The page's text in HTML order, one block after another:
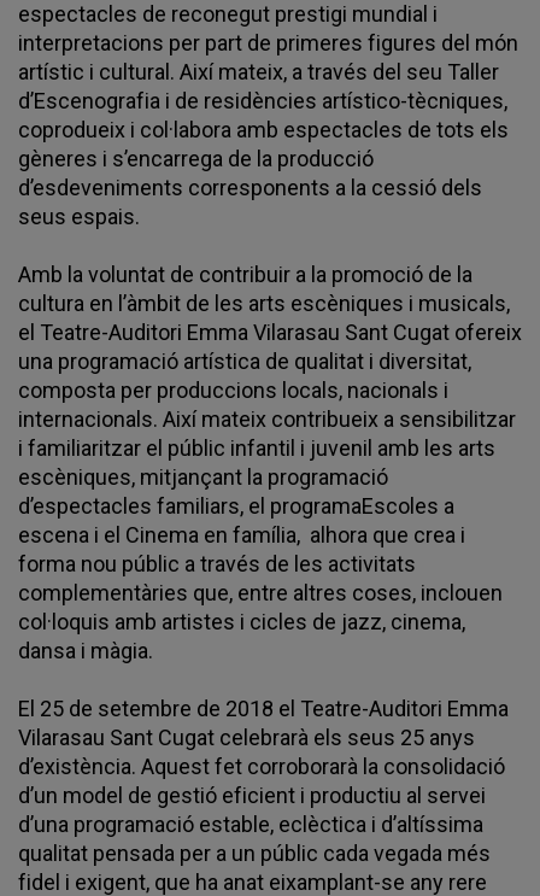
espectacles de reconegut prestigi mundial i
interpretacions per part de primeres figures del món
artístic i cultural. Així mateix, a través del seu Taller
d’Escenografia i de residències artístico-tècniques,
coprodueix i col·labora amb espectacles de tots els
gèneres i s’encarrega de la producció
d’esdeveniments corresponents a la cessió dels
seus espais.
Amb la voluntat de contribuir a la promoció de la
cultura en l’àmbit de les arts escèniques i musicals,
el Teatre-Auditori Emma Vilarasau Sant Cugat ofereix
una programació artística de qualitat i diversitat,
composta per produccions locals, nacionals i
internacionals. Així mateix contribueix a sensibilitzar
i familiaritzar el públic infantil i juvenil amb les arts
escèniques, mitjançant la programació
d’espectacles familiars, el programaEscoles a
escena i el Cinema en família, alhora que crea i
forma nou públic a través de les activitats
complementàries que, entre altres coses, inclouen
col·loquis amb artistes i cicles de jazz, cinema,
dansa i màgia.
El 25 de setembre de 2018 el Teatre-Auditori Emma
Vilarasau Sant Cugat celebrarà els seus 25 anys
d’existència. Aquest fet corroborarà la consolidació
d’un model de gestió eficient i productiu al servei
d’una programació estable, eclèctica i d’altíssima
qualitat pensada per a un públic cada vegada més
fidel i exigent, que ha anat eixamplant-se any rere